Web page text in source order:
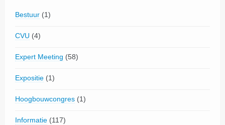
Bestuur (1)
CVU (4)
Expert Meeting (58)
Expositie (1)
Hoogbouwcongres (1)
Informatie (117)